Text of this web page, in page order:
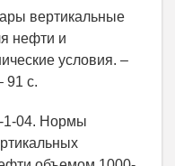
вертикальные
нефти и
условия. –
91 с.
1-04. Нормы